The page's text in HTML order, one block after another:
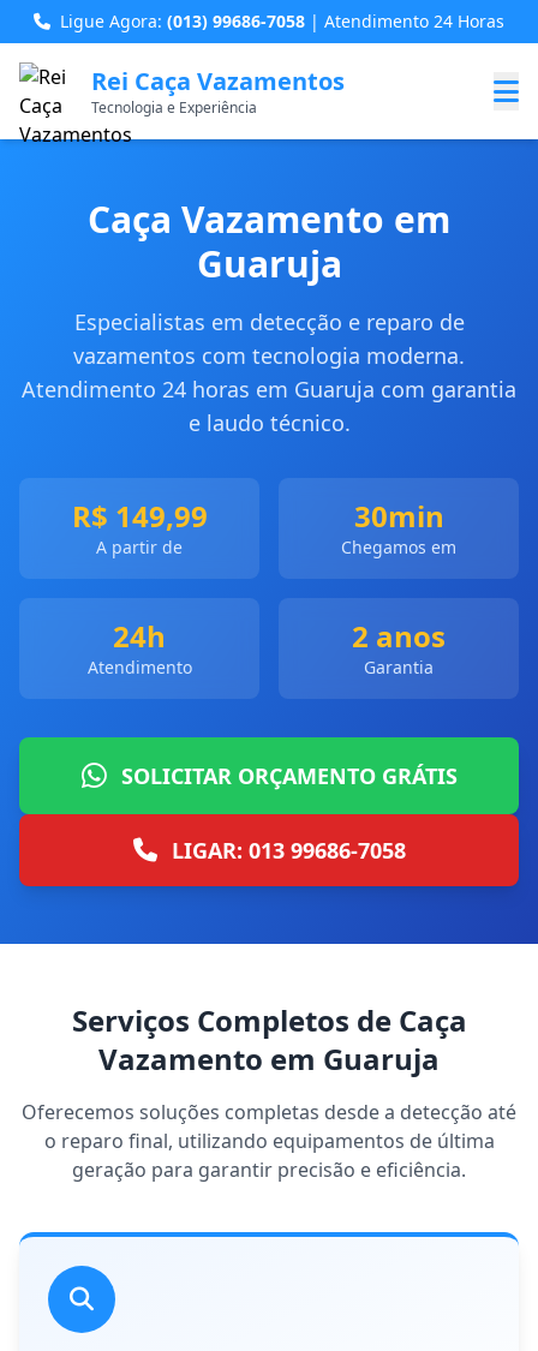
Ligue Agora: (013) 99686-7058 | Atendimento 24 Horas
Rei Caça Vazamentos
Tecnologia e Experiência
Caça Vazamento em
Guaruja
Especialistas em detecção e reparo de
vazamentos com tecnologia moderna.
Atendimento 24 horas em Guaruja com garantia
e laudo técnico.
R$ 149,99
A partir de
30min
Chegamos em
24h
Atendimento
2 anos
Garantia
SOLICITAR ORÇAMENTO GRÁTIS
LIGAR: 013 99686-7058
Serviços Completos de Caça
Vazamento em Guaruja
Oferecemos soluções completas desde a detecção até
o reparo final, utilizando equipamentos de última
geração para garantir precisão e eficiência.